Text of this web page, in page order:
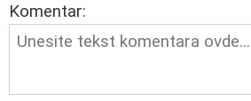
Komentar: